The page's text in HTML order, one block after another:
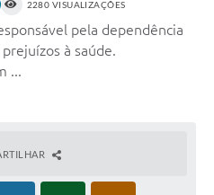
2280 VISUALIZAÇÕES
pela dependência
à saúde.
...